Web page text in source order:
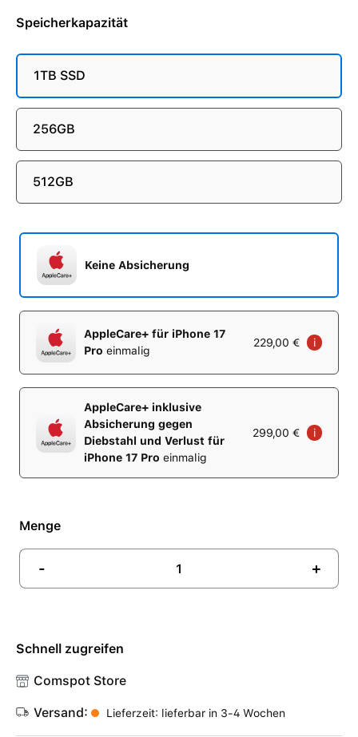
Speicherkapazität
1TB SSD
256GB
512GB
Keine Absicherung
AppleCare+ für iPhone 17
Pro einmalig
229,00 € i
AppleCare+ inklusive
Absicherung gegen
Diebstahl und Verlust für
iPhone 17 Pro einmalig
299,00 € i
Menge
- +
Schnell zugreifen
Comspot Store
Versand: Lieferzeit: lieferbar in 3-4 Wochen